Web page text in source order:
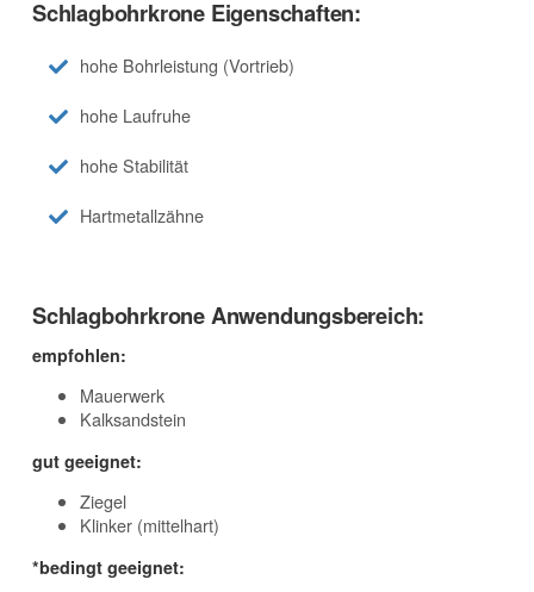
Schlagbohrkrone Eigenschaften:
hohe Bohrleistung (Vortrieb)
hohe Laufruhe
hohe Stabilität
Hartmetallzähne
Schlagbohrkrone Anwendungsbereich:
empfohlen:
Mauerwerk
Kalksandstein
gut geeignet:
Ziegel
Klinker (mittelhart)
*bedingt geeignet: